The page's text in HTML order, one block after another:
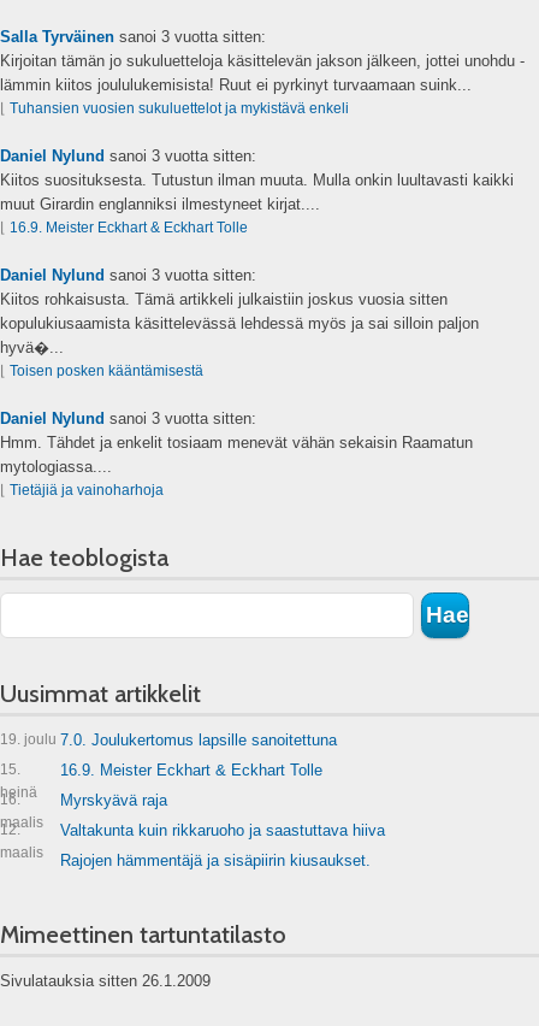
Salla Tyrväinen sanoi 3 vuotta sitten:
Kirjoitan tämän jo sukuluetteloja käsittelevän jakson jälkeen, jottei unohdu -
lämmin kiitos joululukemisista! Ruut ei pyrkinyt turvaamaan suink...
Tuhansien vuosien sukuluettelot ja mykistävä enkeli
Daniel Nylund sanoi 3 vuotta sitten:
Kiitos suosituksesta. Tutustun ilman muuta. Mulla onkin luultavasti kaikki
muut Girardin englanniksi ilmestyneet kirjat....
16.9. Meister Eckhart & Eckhart Tolle
Daniel Nylund sanoi 3 vuotta sitten:
Kiitos rohkaisusta. Tämä artikkeli julkaistiin joskus vuosia sitten
kopulukiusaamista käsittelevässä lehdessä myös ja sai silloin paljon
hyvä�...
Toisen posken kääntämisestä
Daniel Nylund sanoi 3 vuotta sitten:
Hmm. Tähdet ja enkelit tosiaam menevät vähän sekaisin Raamatun
mytologiassa....
Tietäjiä ja vainoharhoja
Hae teoblogista
Uusimmat artikkelit
19. joulu 7.0. Joulukertomus lapsille sanoitettuna
15.
heinä
16.9. Meister Eckhart & Eckhart Tolle
16.
maalis
Myrskyävä raja
12.
maalis
Valtakunta kuin rikkaruoho ja saastuttava hiiva
Rajojen hämmentäjä ja sisäpiirin kiusaukset.
Mimeettinen tartuntatilasto
Sivulatauksia sitten 26.1.2009